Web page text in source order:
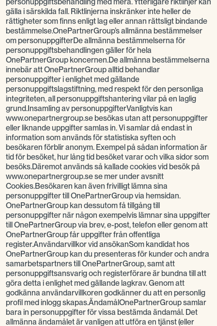
gälla i särskilda fall. Riktlinjerna inskränker inte heller de
rättigheter som finns enligt lag eller annan rättsligt bindande
bestämmelse.OnePartnerGroup’s allmänna bestämmelser
om personuppgifterDe allmänna bestämmelserna för
personuppgiftsbehandlingen gäller för hela
OnePartnerGroup koncernen.De allmänna bestämmelserna
innebär att OnePartnerGroup alltid behandlar
personuppgifter i enlighet med gällande
personuppgiftslagstiftning, med respekt för den personliga
integriteten, all personuppgiftshantering vilar på en laglig
grund.Insamling av personuppgifterVanligtvis kan
www.onepartnergroup.se besökas utan att personuppgifter
eller liknande uppgifter samlas in. Vi samlar då endast in
information som används för statistiska syften och
besökaren förblir anonym. Exempel på sådan information är
tid för besöket, hur lång tid besöket varar och vilka sidor som
besöks.Däremot används så kallade cookies vid besök på
www.onepartnergroup.se se mer under avsnitt
Cookies.Besökaren kan även frivilligt lämna sina
personuppgifter till OnePartnerGroup via hemsidan.
OnePartnerGroup kan dessutom få tillgång till
personuppgifter när någon exempelvis lämnar sina uppgifter
till OnePartnerGroup via brev, e-post, telefon eller genom att
OnePartnerGroup får uppgifter från offentliga
register.Användarvillkor vid ansökanSom kandidat hos
OnePartnerGroup kan du presenteras för kunder och andra
samarbetspartners till OnePartnerGroup, samt att
personuppgiftsansvarig och registerförare är bundna till att
göra detta i enlighet med gällande lagkrav. Genom att
godkänna användarvillkoren godkänner du att en personlig
profil med inlogg skapas.ÄndamålOnePartnerGroup samlar
bara in personuppgifter för vissa bestämda ändamål. Det
allmänna ändamålet är vanligen att utföra en tjänst (eller